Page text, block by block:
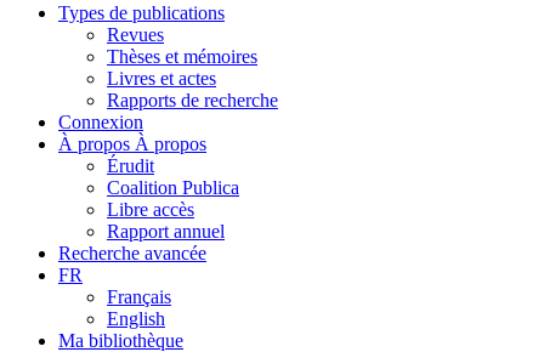
Types de publications
Revues
Thèses et mémoires
Livres et actes
Rapports de recherche
Connexion
À propos À propos
Érudit
Coalition Publica
Libre accès
Rapport annuel
Recherche avancée
FR
Français
English
Ma bibliothèque